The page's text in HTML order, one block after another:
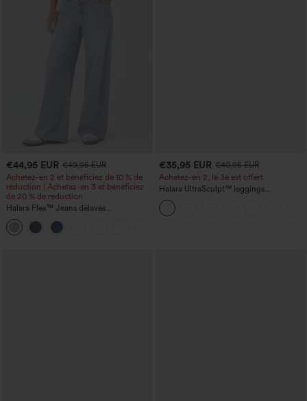
€44,95 EUR €49,95 EUR
Achetez-en 2 et bénéficiez de 10 % de
réduction | Achetez-en 3 et bénéficiez
de 20 % de réduction
Halara Flex™ Jeans délavés
décontractés, coupe baggy à jambe
large, taille basse asymétrique, poches
zippées
€35,95 EUR €40,95 EUR
Achetez-en 2, le 3e est offert
Halara UltraSculpt™ leggings
d'entraînement taille haute — fronces
liftantes pour le fessier, maintien gainant
du ventre et poche